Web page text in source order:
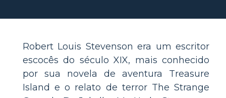
Robert Louis Stevenson era um escritor
escocês do século XIX, mais conhecido
por sua novela de aventura Treasure
Island e o relato de terror The Strange